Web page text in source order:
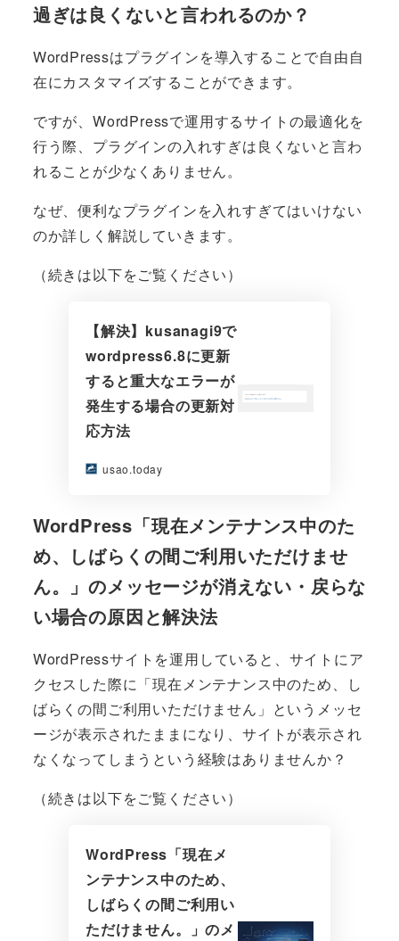
過ぎは良くないと言われるのか？
WordPressはプラグインを導入することで自由自
在にカスタマイズすることができます。
ですが、WordPressで運用するサイトの最適化を
行う際、プラグインの入れすぎは良くないと言わ
れることが少なくありません。
なぜ、便利なプラグインを入れすぎてはいけない
のか詳しく解説していきます。
（続きは以下をご覧ください）
【解決】kusanagi9で
wordpress6.8に更新
すると重大なエラーが
発生する場合の更新対
応方法
usao.today
WordPress「現在メンテナンス中のた
め、しばらくの間ご利用いただけませ
ん。」のメッセージが消えない・戻らな
い場合の原因と解決法
WordPressサイトを運用していると、サイトにア
クセスした際に「現在メンテナンス中のため、し
ばらくの間ご利用いただけません」というメッセ
ージが表示されたままになり、サイトが表示され
なくなってしまうという経験はありませんか？
（続きは以下をご覧ください）
WordPress「現在メ
ンテナンス中のため、
しばらくの間ご利用い
ただけません。」のメ